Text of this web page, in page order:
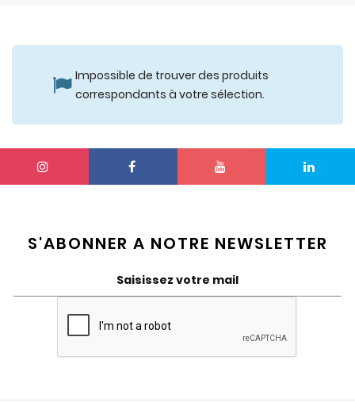
Impossible de trouver des produits
correspondants à votre sélection.
S'ABONNER A NOTRE NEWSLETTER